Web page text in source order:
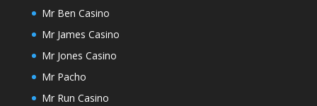
Mr Ben Casino
Mr James Casino
Mr Jones Casino
Mr Pacho
Mr Run Casino